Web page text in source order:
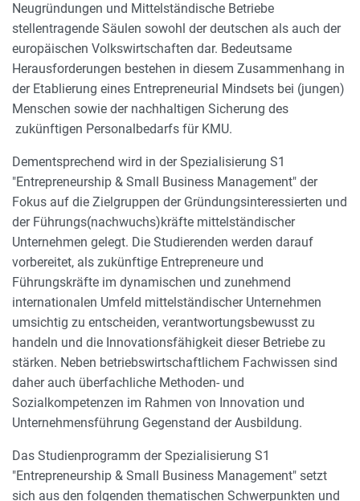
Inhaltliche Ausrichtung
Neugründungen und Mittelständische Betriebe
stellentragende Säulen sowohl der deutschen als auch der
europäischen Volkswirtschaften dar. Bedeutsame
Herausforderungen bestehen in diesem Zusammenhang in
der Etablierung eines Entrepreneurial Mindsets bei (jungen)
Menschen sowie der nachhaltigen Sicherung des
zukünftigen Personalbedarfs für KMU.
Dementsprechend wird in der Spezialisierung S1
"Entrepreneurship & Small Business Management" der
Fokus auf die Zielgruppen der Gründungsinteressierten und
der Führungs(nachwuchs)kräfte mittelständischer
Unternehmen gelegt. Die Studierenden werden darauf
vorbereitet, als zukünftige Entrepreneure und
Führungskräfte im dynamischen und zunehmend
internationalen Umfeld mittelständischer Unternehmen
umsichtig zu entscheiden, verantwortungsbewusst zu
handeln und die Innovationsfähigkeit dieser Betriebe zu
stärken. Neben betriebswirtschaftlichem Fachwissen sind
daher auch überfachliche Methoden- und
Sozialkompetenzen im Rahmen von Innovation und
Unternehmensführung Gegenstand der Ausbildung.
Das Studienprogramm der Spezialisierung S1
"Entrepreneurship & Small Business Management" setzt
sich aus den folgenden thematischen Schwerpunkten und